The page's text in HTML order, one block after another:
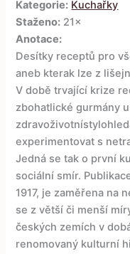
Kategorie: Kuchařky
Staženo: 21×
Anotace:
Desítky receptů pro
aneb kterak lze z
V době trvající krize
zbohatlické gurmány
experimentovat s
Jedná se tak o první
sociální smír.
1917, je zaměřena na
se z větší či menší
českých zemích v
renomovaný kulturní